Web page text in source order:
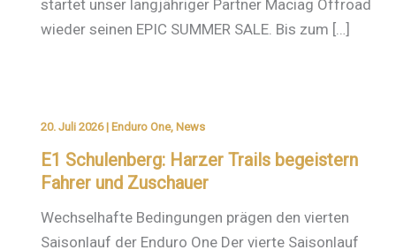
startet unser langjähriger Partner Maciag Offroad
wieder seinen EPIC SUMMER SALE. Bis zum […]
20. Juli 2026| Enduro One, News
E1 Schulenberg: Harzer Trails begeistern
Fahrer und Zuschauer
Wechselhafte Bedingungen prägen den vierten
Saisonlauf der Enduro One Der vierte Saisonlauf